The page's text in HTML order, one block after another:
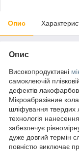
Опис
Опис
Високопродуктивні
самоклеючій
дефектів
Мікроабразівние
шліфування твердих
технологія
забезпечує
дуже довгий термін
повністю виключає